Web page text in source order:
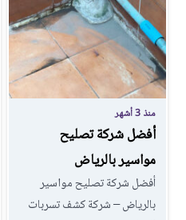
منذ 3 أشهر
أفضل شركة تصليح
مواسير بالرياض
أفضل شركة تصليح مواسير
بالرياض – شركة كشف تسربات